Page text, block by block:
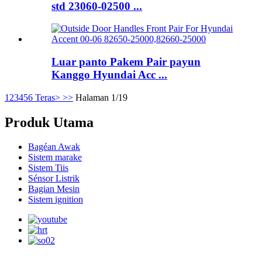
std 23060-02500 ...
Luar panto Pakem Pair payun
Kanggo Hyundai Acc ...
1 23456 Teras> >> Halaman 1/19
Produk Utama
Bagéan Awak
Sistem marake
Sistem Tiis
Sénsor Listrik
Bagian Mesin
Sistem ignition